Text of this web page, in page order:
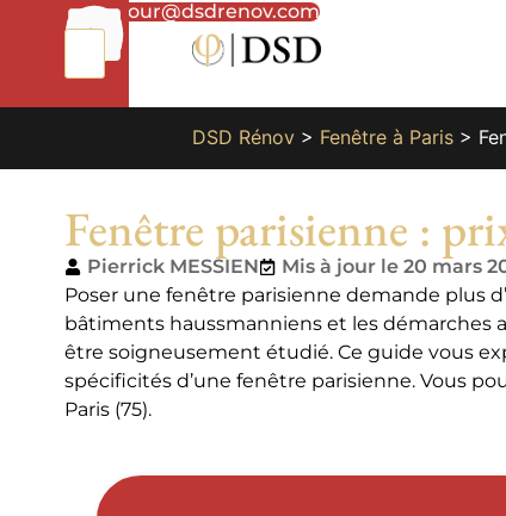
01
87
65
49
bonjour@dsdrenov.com
DSD Rénov > Fenêtre à Paris >
Fenêtre parisienne :
Pierrick MESSIEN
Mis à jour le 20 mars
Poser une fenêtre parisienne demande plus
bâtiments haussmanniens et les
être soigneusement étudié. Ce guide vous
spécificités d’une fenêtre parisienne. Vous
Paris (75).